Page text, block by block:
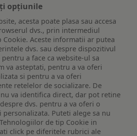
opțiunile
acesta poate plasa sau accesa
dvs., prin intermediul
Aceste informatii ar putea
dvs. sau despre dispozitivul
a face ca website-ul sa
va asteptati, pentru a va oferi
si pentru a va oferi
retelelor de socializare. De
va identifica direct, dar pot retine
dvs. pentru a va oferi o
personalizata. Puteti alege sa nu
de tip Cookie in
click pe diferitele rubrici ale